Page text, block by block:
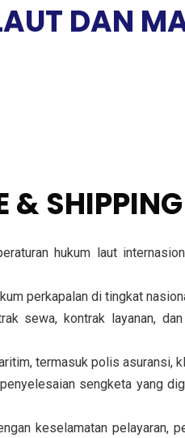
DAN
hukum laut
perkapalan di tingkat
sewa, kontrak layanan,
termasuk polis asuransi,
sengketa yang
keselamatan pelayaran,